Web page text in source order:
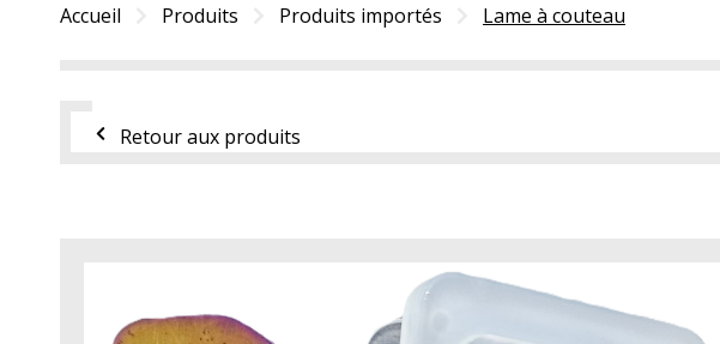
Accueil Produits Produits importés Lame à couteau
Retour aux produits